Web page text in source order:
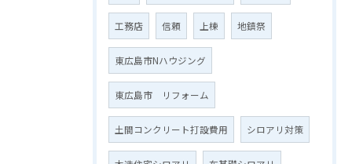
工務店 信頼 上棟 地鎮祭
東広島市Nハウジング
東広島市 リフォーム
土間コンクリート打設費用 シロアリ対策